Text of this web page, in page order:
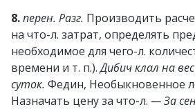
8.перен. Разг. Производить
на что-л. затрат, определять
необходимое для чего-л.
времени и т. п.).Дибич клал на
суток. Федин, Необыкновенное
Назначать цену за что-л. — За